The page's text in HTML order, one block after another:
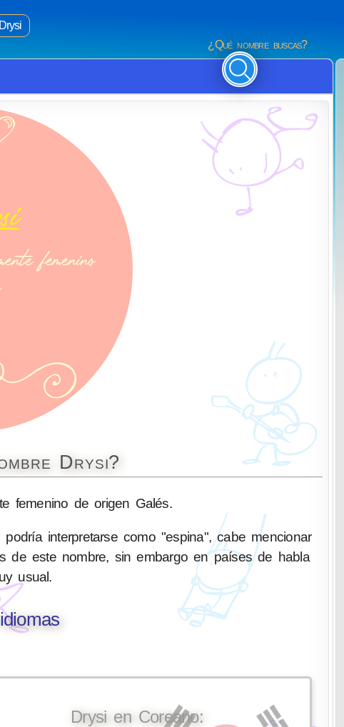
¿Qué nombre buscas?
Drysi?
femenino de origen Galés.
interpretarse como "espina", cabe mencionar
de este nombre, sin embargo en países de habla
usual.
Drysi en Coreano: